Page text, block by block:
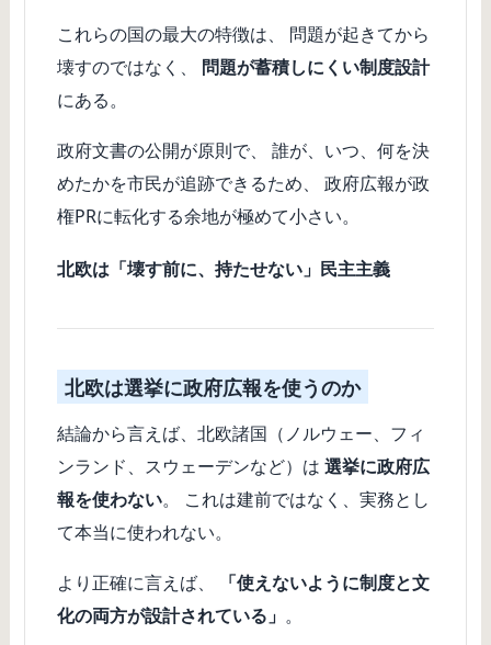
これらの国の最大の特徴は、 問題が起きてから
壊すのではなく、 問題が蓄積しにくい制度設計
にある。
政府文書の公開が原則で、 誰が、いつ、何を決
めたかを市民が追跡できるため、 政府広報が政
権PRに転化する余地が極めて小さい。
北欧は「壊す前に、持たせない」民主主義
北欧は選挙に政府広報を使うのか
結論から言えば、北欧諸国（ノルウェー、フィ
ンランド、スウェーデンなど）は選挙に政府広
報を使わない。 これは建前ではなく、実務とし
て本当に使われない。
より正確に言えば、
「使えないように制度と文
化の両方が設計されている」 。